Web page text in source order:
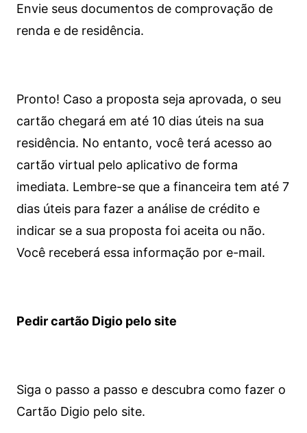
Envie seus documentos de comprovação de
renda e de residência.
Pronto! Caso a proposta seja aprovada, o seu
cartão chegará em até 10 dias úteis na sua
residência. No entanto, você terá acesso ao
cartão virtual pelo aplicativo de forma
imediata. Lembre-se que a financeira tem até 7
dias úteis para fazer a análise de crédito e
indicar se a sua proposta foi aceita ou não.
Você receberá essa informação por e-mail.
Pedir cartão Digio pelo site
Siga o passo a passo e descubra como fazer o
Cartão Digio pelo site.